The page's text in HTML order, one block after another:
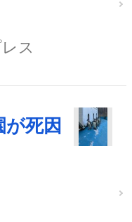
ス
死因